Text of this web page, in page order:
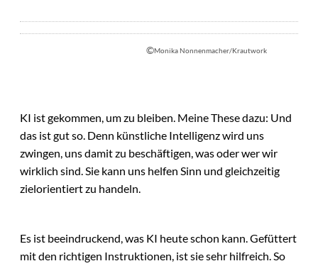
©Monika Nonnenmacher/Krautwork
KI ist gekommen, um zu bleiben. Meine These dazu: Und
das ist gut so. Denn künstliche Intelligenz wird uns
zwingen, uns damit zu beschäftigen, was oder wer wir
wirklich sind. Sie kann uns helfen Sinn und gleichzeitig
zielorientiert zu handeln.
Es ist beeindruckend, was KI heute schon kann. Gefüttert
mit den richtigen Instruktionen, ist sie sehr hilfreich. So